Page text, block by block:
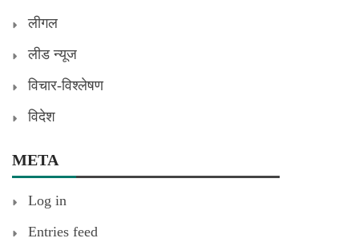
लीगल
लीड न्यूज
विचार-विश्लेषण
विदेश
META
Log in
Entries feed